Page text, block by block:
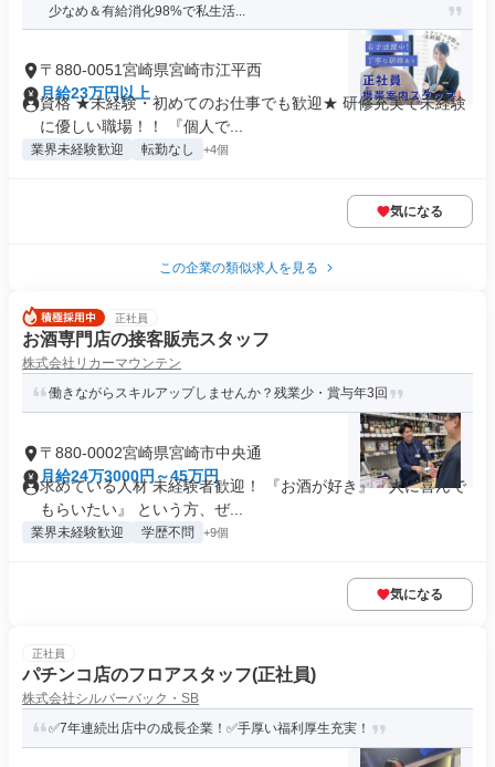
少なめ＆有給消化98%で私生活...
〒880-0051宮崎県宮崎市江平西
月給23万円以上
資格 ★未経験・初めてのお仕事でも歓迎★ 研修充実で未経験
に優しい職場！！ 『個人で...
業界未経験歓迎 転勤なし +4個
気になる
この企業の類似求人を見る
正社員
お酒専門店の接客販売スタッフ
株式会社リカーマウンテン
働きながらスキルアップしませんか？残業少・賞与年3回
〒880-0002宮崎県宮崎市中央通
月給24万3000円～45万円
求めている人材 未経験者歓迎！ 『お酒が好き』『人に喜んで
もらいたい』 という方、ぜ...
業界未経験歓迎 学歴不問 +9個
気になる
正社員
パチンコ店のフロアスタッフ(正社員)
株式会社シルバーバック・SB
✅7年連続出店中の成長企業！✅手厚い福利厚生充実！